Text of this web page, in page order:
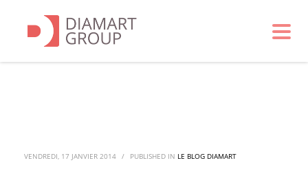
VENDREDI, 17 JANVIER 2014 / PUBLISHED IN LE BLOG DIAMART